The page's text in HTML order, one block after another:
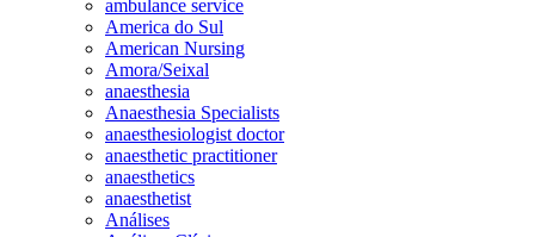
ambulance service
America do Sul
American Nursing
Amora/Seixal
anaesthesia
Anaesthesia Specialists
anaesthesiologist doctor
anaesthetic practitioner
anaesthetics
anaesthetist
Análises